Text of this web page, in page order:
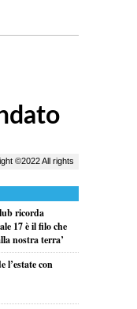
ricorda
17 è il filo che
nostra terra’
l’estate con